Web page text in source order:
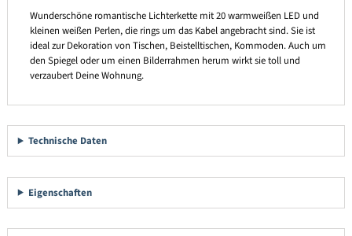
Wunderschöne romantische Lichterkette mit 20 warmweißen LED und
kleinen weißen Perlen, die rings um das Kabel angebracht sind. Sie ist
ideal zur Dekoration von Tischen, Beistelltischen, Kommoden. Auch um
den Spiegel oder um einen Bilderrahmen herum wirkt sie toll und
verzaubert Deine Wohnung.
Technische Daten
Eigenschaften